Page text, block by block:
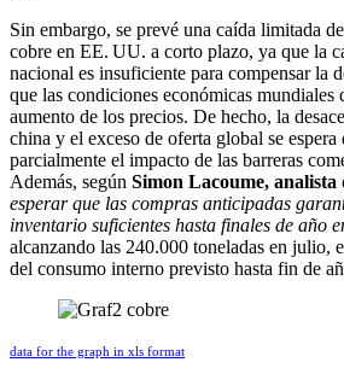
Sin embargo, se prevé una caída limitada
cobre en EE. UU. a corto plazo, ya que la
nacional es insuficiente para compensar la
que las condiciones económicas mundiales
aumento de los precios. De hecho, la
china y el exceso de oferta global se espera
parcialmente el impacto de las barreras
Además, según Simon Lacoume, analista
esperar que las compras anticipadas
inventario suficientes hasta finales de año
alcanzando las 240.000 toneladas en julio,
del consumo interno previsto hasta fin de
data for the graph in xls format